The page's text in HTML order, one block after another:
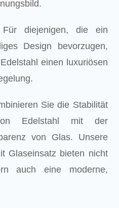
diejenigen, die ein
Design bevorzugen,
einen luxuriösen
Sie die Stabilität
Edelstahl mit der
von Glas. Unsere
Glaseinsatz bieten nicht
auch eine moderne,